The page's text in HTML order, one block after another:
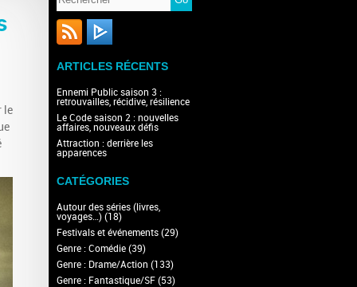
le
ARTICLES RÉCENTS
Ennemi Public saison 3 :
retrouvailles, récidive, résilience
Le Code saison 2 : nouvelles
affaires, nouveaux défis
Attraction : derrière les
apparences
CATÉGORIES
Autour des séries (livres,
voyages…) (18)
Festivals et événements (29)
Genre : Comédie (39)
Genre : Drame/Action (133)
Genre : Fantastique/SF (53)